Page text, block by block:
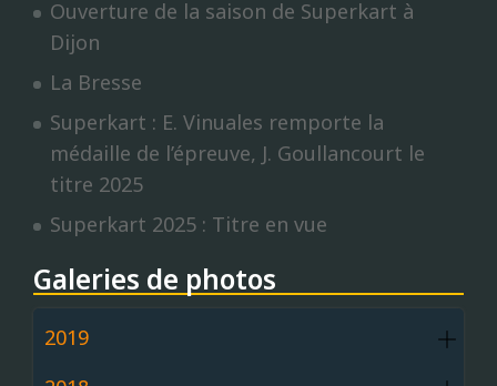
Ouverture de la saison de Superkart à
Dijon
La Bresse
Superkart : E. Vinuales remporte la
médaille de l’épreuve, J. Goullancourt le
titre 2025
Superkart 2025 : Titre en vue
Galeries de photos
2019